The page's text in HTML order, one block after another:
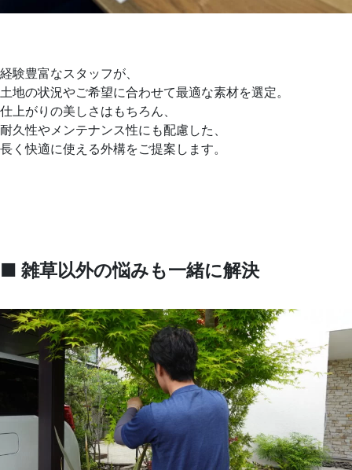
経験豊富なスタッフが、
土地の状況やご希望に合わせて最適な素材を選定。
仕上がりの美しさはもちろん、
耐久性やメンテナンス性にも配慮した、
長く快適に使える外構をご提案します。
■ 雑草以外の悩みも一緒に解決